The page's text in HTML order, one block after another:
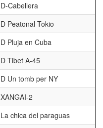
D-Cabellera
D Peatonal Tokio
D Pluja en Cuba
D Tibet A-45
D Un tomb per NY
XANGAI-2
La chica del paraguas